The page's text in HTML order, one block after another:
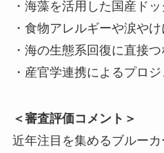
・海藻を活用した国産ド
・食物アレルギーや涙や
・海の生態系回復に直接
・産官学連携によるプロ
＜審査評価コメント＞
近年注目を集めるブルー